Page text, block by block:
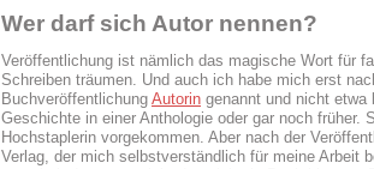
Wer darf sich Autor nennen?
Veröffentlichung ist nämlich das magische Wort für
Schreiben träumen. Und auch ich habe mich erst
Buchveröffentlichung Autorin genannt und nicht
Geschichte in einer Anthologie oder gar noch früher.
Hochstaplerin vorgekommen. Aber nach der
Verlag, der mich selbstverständlich für meine Arbeit